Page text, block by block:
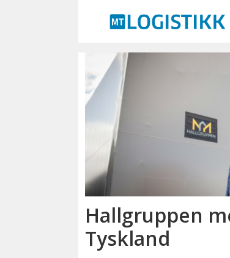
hallgruppen
Hallgruppen
Tyskland